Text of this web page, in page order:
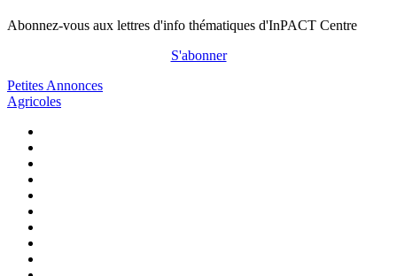
Abonnez-vous aux lettres d'info thématiques d'InPACT Centre
S'abonner
Petites Annonces
Agricoles